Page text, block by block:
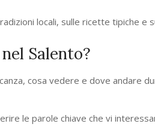
locali, sulle ricette tipiche e
Salento?
cosa vedere e dove andare
le parole chiave che vi